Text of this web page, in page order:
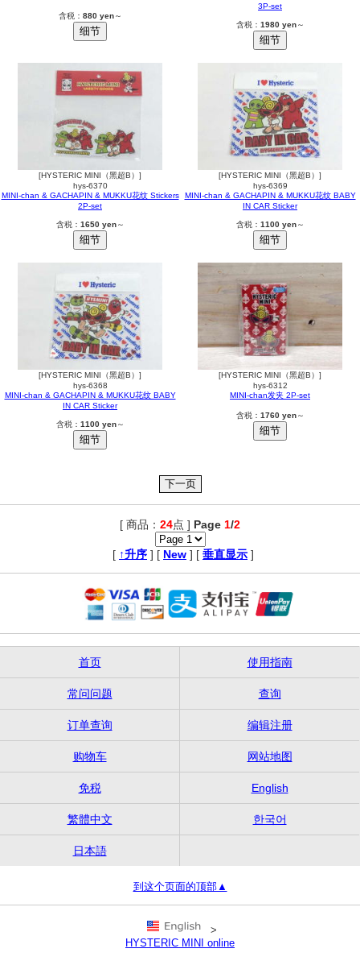
含税： 880 yen～
3P-set
含税： 1980 yen～
[HYSTERIC MINI（黑超B）]
hys-6370
MINI-chan & GACHAPIN & MUKKU花纹 Stickers
2P-set
含税： 1650 yen～
[HYSTERIC MINI（黑超B）]
hys-6369
MINI-chan & GACHAPIN & MUKKU花纹 BABY
IN CAR Sticker
含税： 1100 yen～
[HYSTERIC MINI（黑超B）]
hys-6368
MINI-chan & GACHAPIN & MUKKU花纹 BABY
IN CAR Sticker
含税： 1100 yen～
[HYSTERIC MINI（黑超B）]
hys-6312
MINI-chan发夹 2P-set
含税： 1760 yen～
[ 商品： 24点 ] Page 1/2
[ ↑升序 ] [ New ] [ 垂直显示 ]
首页 使用指南
常问问题 查询
订单查询 编辑注册
购物车 网站地图
免税 English
繁體中文 한국어
日本語
到这个页面的顶部▲
>
HYSTERIC MINI online